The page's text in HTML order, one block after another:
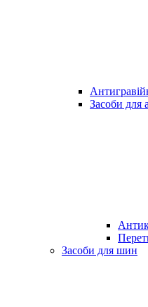
Засоби для
Засоби для шин